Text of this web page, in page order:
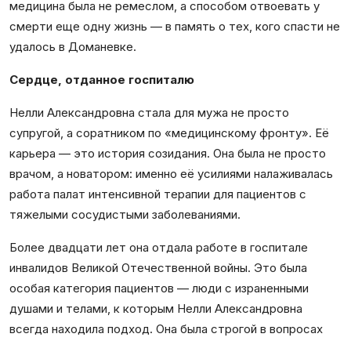
медицина была не ремеслом, а способом отвоевать у
смерти еще одну жизнь — в память о тех, кого спасти не
удалось в Доманевке.
Сердце, отданное госпиталю
Нелли Александровна стала для мужа не просто
супругой, а соратником по «медицинскому фронту». Её
карьера — это история созидания. Она была не просто
врачом, а новатором: именно её усилиями налаживалась
работа палат интенсивной терапии для пациентов с
тяжелыми сосудистыми заболеваниями.
Более двадцати лет она отдала работе в госпитале
инвалидов Великой Отечественной войны. Это была
особая категория пациентов — люди с израненными
душами и телами, к которым Нелли Александровна
всегда находила подход. Она была строгой в вопросах